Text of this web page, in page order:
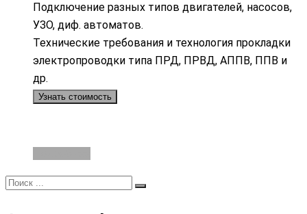
Подключение разных типов двигателей, насосов,
УЗО, диф. автоматов.
Технические требования и технология прокладки
электропроводки типа ПРД, ПРВД, АППВ, ППВ и
др.
Узнать стоимость